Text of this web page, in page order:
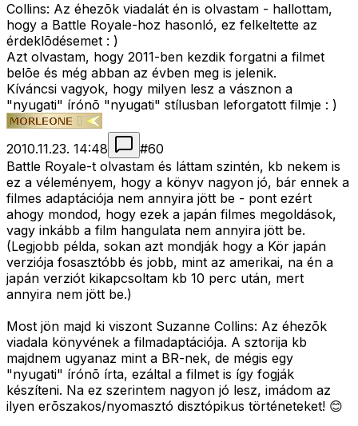
Collins: Az éhezõk viadalát én is olvastam - hallottam,
hogy a Battle Royale-hoz hasonló, ez felkeltette az
érdeklõdésemet : )
Azt olvastam, hogy 2011-ben kezdik forgatni a filmet
belõe és még abban az évben meg is jelenik.
Kíváncsi vagyok, hogy milyen lesz a vásznon a
"nyugati" írónõ "nyugati" stílusban leforgatott filmje : )
2010.11.23. 14:48 #60
Battle Royale-t olvastam és láttam szintén, kb nekem is
ez a véleményem, hogy a könyv nagyon jó, bár ennek a
filmes adaptációja nem annyira jött be - pont ezért
ahogy mondod, hogy ezek a japán filmes megoldások,
vagy inkább a film hangulata nem annyira jött be.
(Legjobb példa, sokan azt mondják hogy a Kör japán
verziója fosasztóbb és jobb, mint az amerikai, na én a
japán verziót kikapcsoltam kb 10 perc után, mert
annyira nem jött be.)
Most jön majd ki viszont Suzanne Collins: Az éhezõk
viadala könyvének a filmadaptációja. A sztorija kb
majdnem ugyanaz mint a BR-nek, de mégis egy
"nyugati" írónõ írta, ezáltal a filmet is így fogják
készíteni. Na ez szerintem nagyon jó lesz, imádom az
ilyen erõszakos/nyomasztó disztópikus történeteket! 😊